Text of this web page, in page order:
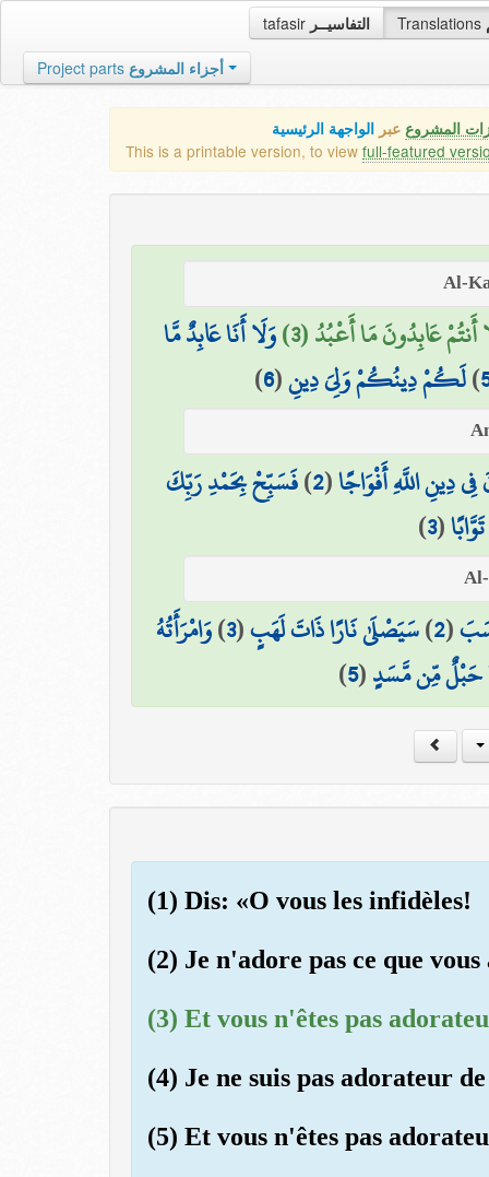
tafasir التفاسيــر Translations
Project parts أجزاء المشروع
المشروع عبر الواجهة الرئيسية
This is a printable version, to view full-featured
أَنتُمْ عَابِدُونَ مَا أَعْبُدُ (3) وَلَا أَنَا عَابِدٌ مَّا
)لَكُمْ دِينُكُمْ وَلِيَ دِينِ(
6
)
دِينِ اللَّهِ أَفْوَاجًا(
2
)فَسَبِّحْ بِحَمْدِ رَبِّكَ
(
3
)
(
2
)سَيَصْلَىٰ نَارًا ذَاتَ لَهَبٍ(
3
)وَامْرَأَتُهُ
حَبْلٌ مِّن مَّسَدٍ(
5
)
(1) Dis: «O vous les infidèles!
(2) Je n'adore pas ce que vous
(3) Et vous n'êtes pas
(4) Je ne suis pas adorateur
(5) Et vous n'êtes pas